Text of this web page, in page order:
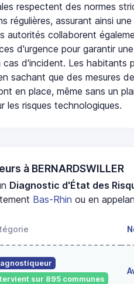
respectent des normes
régulières, assurant ainsi
autorités collaborent
d'urgence pour garantir
d'incident. Les habitants
sachant que des mesures
en place, même sans un
les risques technologiques.
à BERNARDSWILLER
Diagnostic d'État des
Bas-Rhin ou en
sur 895 communes